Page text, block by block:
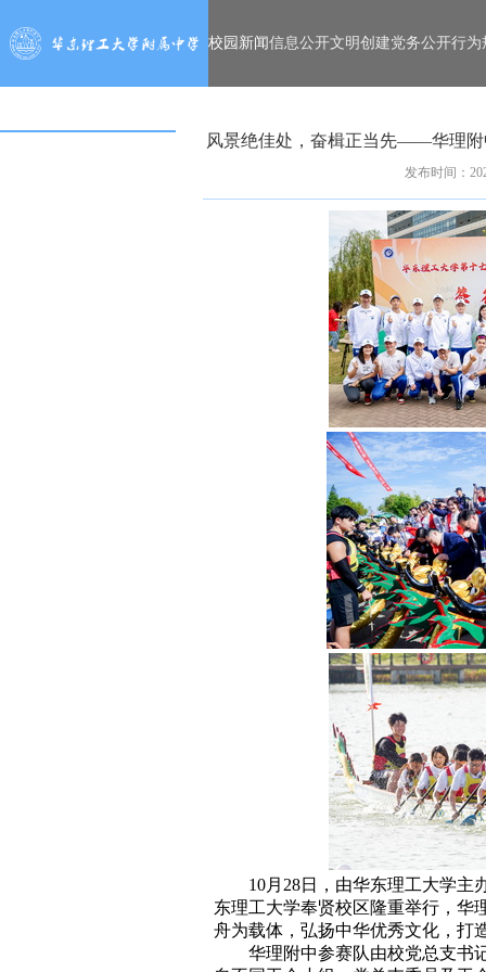
校园新闻信息公开文明创建党务公开行为
风景绝佳处，奋楫正当先——华理附
发布时间：
10月28日，由华东理工大学主
东理工大学奉贤校区隆重举行，华
舟为载体，弘扬中华优秀文化，打
华理附中参赛队由校党总支书